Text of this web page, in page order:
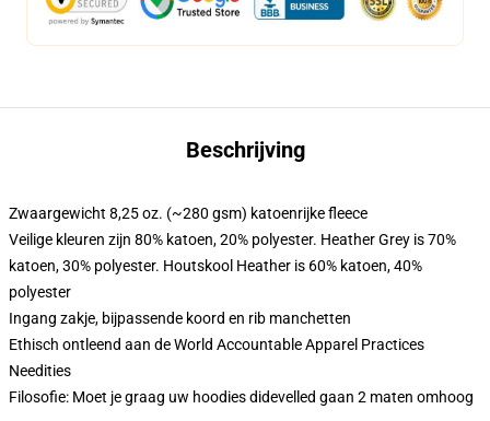
Beschrijving
Zwaargewicht 8,25 oz. (~280 gsm) katoenrijke fleece
Veilige kleuren zijn 80% katoen, 20% polyester. Heather Grey is 70%
katoen, 30% polyester. Houtskool Heather is 60% katoen, 40%
polyester
Ingang zakje, bijpassende koord en rib manchetten
Ethisch ontleend aan de World Accountable Apparel Practices
Needities
Filosofie: Moet je graag uw hoodies didevelled gaan 2 maten omhoog